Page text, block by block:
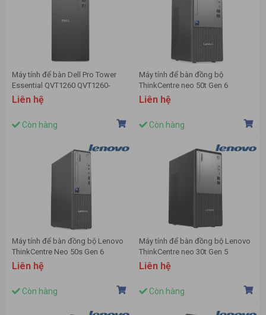
Máy tính để bàn Dell Pro Tower
Essential QVT1260 QVT1260-
14100-08512W (I3 14100/ 8GB/
512GB SSD/ Wifi + BT/ Key/
Liên hệ
Còn hàng
Máy tính để bàn đồng bộ
ThinkCentre neo 50t Gen 6
13BB0005VA (Intel Core Ultra 5
225 | 8GB | 512GB | Intel Graphics
| Chuột | Bàn phím | Đen | NoOS)
Liên hệ
Còn hàng
Máy tính để bàn đồng bộ Lenovo
ThinkCentre Neo 50s Gen 6
13DM003KVA (U5-225 | 8GD5 |
256GSSD | Wifi6/BT | KB/M |
Liên hệ
Còn hàng
Máy tính để bàn đồng bộ Lenovo
ThinkCentre neo 30t Gen 5
13K6000KVN ( i5-13420H | 16GD5
| 512GSSD | Wifi6/BT | KB/M |
Liên hệ
Còn hàng